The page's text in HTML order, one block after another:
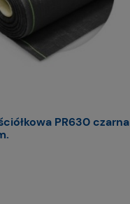
PR630 czarna